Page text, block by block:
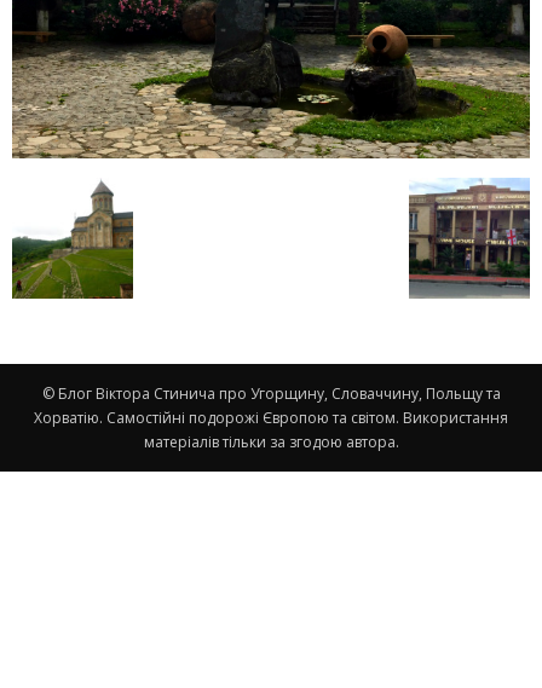
© Блог Віктора Стинича про Угорщину, Словаччину, Польщу та
Хорватію. Самостійні подорожі Європою та світом. Використання
матеріалів тільки за згодою автора.